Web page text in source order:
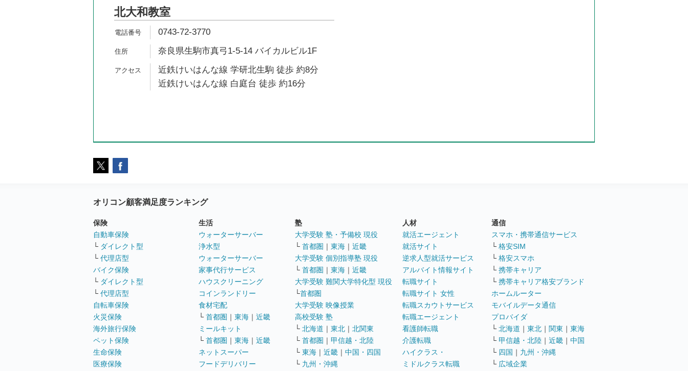
北大和教室
0743-72-3770
奈良県生駒市真弓1-5-14 バイカルビル1F
近鉄けいはんな線 学研北生駒 徒歩 約8分
近鉄けいはんな線 白庭台 徒歩 約16分
オリコン顧客満足度ランキング
保険
自動車保険
└ ダイレクト型
└ 代理店型
バイク保険
└ ダイレクト型
└ 代理店型
自転車保険
火災保険
海外旅行保険
ペット保険
生命保険
医療保険
生活
ウォーターサーバー
浄水型
ウォーターサーバー
家事代行サービス
ハウスクリーニング
コインランドリー
食材宅配
└ 首都圏 ｜ 東海 ｜ 近畿
ミールキット
└ 首都圏 ｜ 東海 ｜ 近畿
ネットスーパー
フードデリバリー
塾
大学受験 塾・予備校 現役
└ 首都圏 ｜ 東海 ｜ 近畿
大学受験 個別指導塾 現役
└ 首都圏 ｜ 東海 ｜ 近畿
大学受験 難関大学特化型 現役
└首都圏
大学受験 映像授業
高校受験 塾
└ 北海道 ｜ 東北 ｜ 北関東
└ 首都圏 ｜ 甲信越・北陸
└ 東海 ｜ 近畿 ｜ 中国・四国
└ 九州・沖縄
人材
就活エージェント
就活サイト
逆求人型就活サービス
アルバイト情報サイト
転職サイト
転職サイト 女性
転職スカウトサービス
転職エージェント
看護師転職
介護転職
ハイクラス・
ミドルクラス転職
通信
スマホ・携帯通信サービス
└ 格安SIM
└ 格安スマホ
└ 携帯キャリア
└ 携帯キャリア格安ブランド
ホームルーター
モバイルデータ通信
プロバイダ
└ 北海道 ｜ 東北 ｜ 関東 ｜ 東海
└ 甲信越・北陸 ｜ 近畿 ｜ 中国
└ 四国 ｜ 九州・沖縄
└ 広域企業